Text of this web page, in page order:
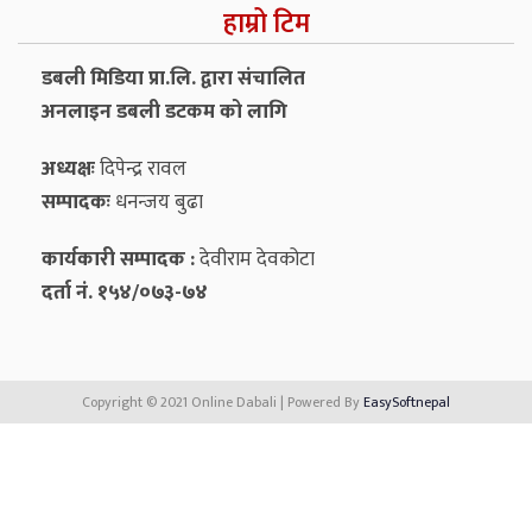
हाम्रो टिम
डबली मिडिया प्रा.लि. द्वारा संचालित
अनलाइन डबली डटकम को लागि
अध्यक्षःदिपेन्द्र रावल
सम्पादकःधनन्‍जय बुढा
कार्यकारी सम्पादक :देवीराम देवकोटा
दर्ता नं. १५४/०७३-७४
Copyright © 2021 Online Dabali | Powered ByEasySoftnepal